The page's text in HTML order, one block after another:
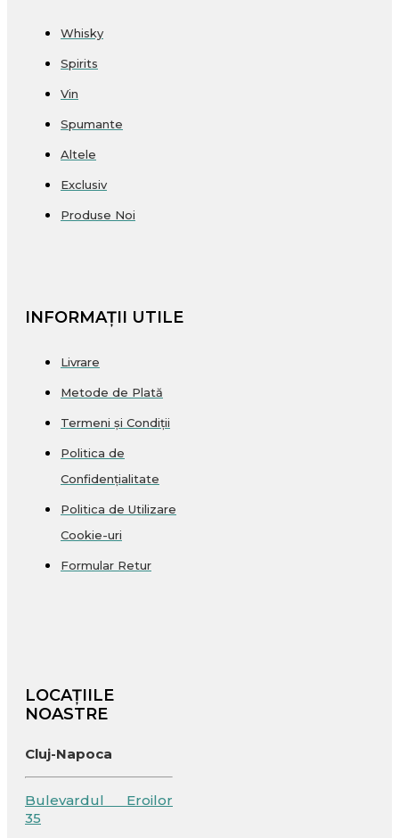
Whisky
Spirits
Vin
Spumante
Altele
Exclusiv
Produse Noi
INFORMAȚII UTILE
Livrare
Metode de Plată
Termeni și Condiții
Politica de
Confidențialitate
Politica de Utilizare
Cookie-uri
Formular Retur
LOCAȚIILE
NOASTRE
Cluj-Napoca
Bulevardul Eroilor
35